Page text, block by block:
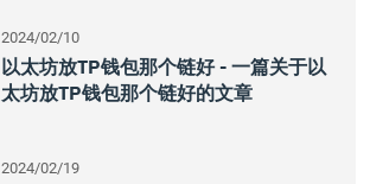
2024/02/10
以太坊放TP钱包那个链好 - 一篇关于以
太坊放TP钱包那个链好的文章
2024/02/19